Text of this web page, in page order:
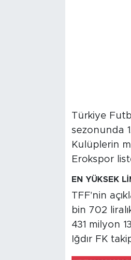
Türkiye
sezonunda
Kulüplerin
Erokspor
EN YÜKSEK
TFF'nin
bin 702
431 milyon
Iğdır FK